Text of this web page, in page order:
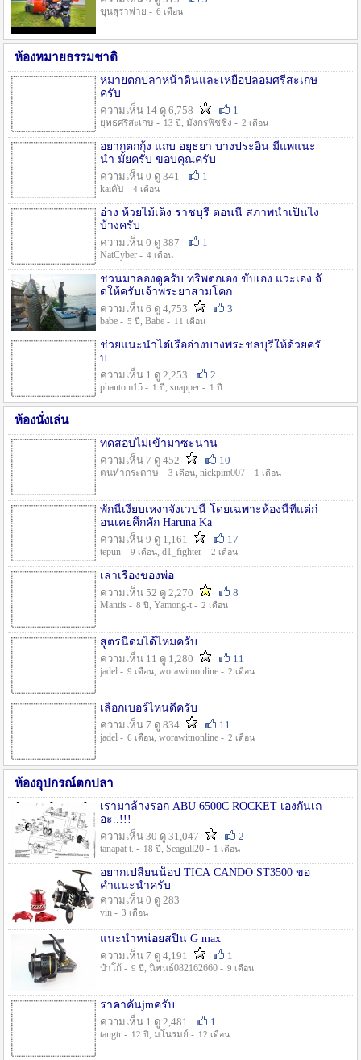
ขุนสุราพ่าย - 6 เดือน
ห้องหมายธรรมชาติ
หมายตกปลาหน้าดินและเหยื่อปลอมศรีสะเกษ
ครับ
ความเห็น 14 ดู 6,758
1
ยุทธศรีสะเกษ - 13 ปี , มังกรฟิชชิ่ง - 2 เดือน
อยากตกกุ้ง แถบ อยุธยา บางประอิน มีแพแนะ
นำ มั้ยครับ ขอบคุณครับ
ความเห็น 0 ดู 341
1
kaiคับ - 4 เดือน
อ่าง ห้วยไม้เต็ง ราชบุรี ตอนนี้ สภาพน้ำเป็นไง
บ้างครับ
ความเห็น 0 ดู 387
1
NatCyber - 4 เดือน
ชวนมาลองดูครับ ทริพตกเอง ขับเอง แวะเอง จั
ดให้ครับเจ้าพระยาสามโคก
ความเห็น 6 ดู 4,753
3
babe - 5 ปี , Babe - 11 เดือน
ช่วยแนะนำไต๋เรืออ่างบางพระชลบุรีให้ด้วยครั
บ
ความเห็น 1 ดู 2,253
2
phantom15 - 1 ปี , snapper - 1 ปี
ห้องนั่งเล่น
ทดสอบไม่เข้ามาซะนาน
ความเห็น 7 ดู 452
10
ตนทำกระดาษ - 3 เดือน, nickpim007 - 1 เดือน
พักนี้เงียบเหงาจังเวปนี้ โดยเฉพาะห้องนี้ที่แต่ก่
อนเคยคึกคัก Haruna Ka
ความเห็น 9 ดู 1,161
17
tepun - 9 เดือน, d1_fighter - 2 เดือน
เล่าเรื่องของพ่อ
ความเห็น 52 ดู 2,270
8
Mantis - 8 ปี , Yamong-t - 2 เดือน
สูตรนี้ดมได้ไหมครับ
ความเห็น 11 ดู 1,280
11
jadel - 9 เดือน, worawitnonline - 2 เดือน
เลือกเบอร์ไหนดีครับ
ความเห็น 7 ดู 834
11
jadel - 6 เดือน, worawitnonline - 2 เดือน
ห้องอุปกรณ์ตกปลา
เรามาล้างรอก ABU 6500C ROCKET เองกันเถ
อะ..!!!
ความเห็น 30 ดู 31,047
2
tanapat t. - 18 ปี , Seagull20 - 1 เดือน
อยากเปลี่ยนน็อป TICA CANDO ST3500 ขอ
คำแนะนำครับ
ความเห็น 0 ดู 283
vin - 3 เดือน
แนะนำหน่อยสปิน G max
ความเห็น 7 ดู 4,191
1
ป๋าโก้ - 9 ปี , นิพนธ์082162660 - 9 เดือน
ราคาคันjmครับ
ความเห็น 1 ดู 2,481
1
tangtr - 12 ปี , มโนรมย์ - 12 เดือน